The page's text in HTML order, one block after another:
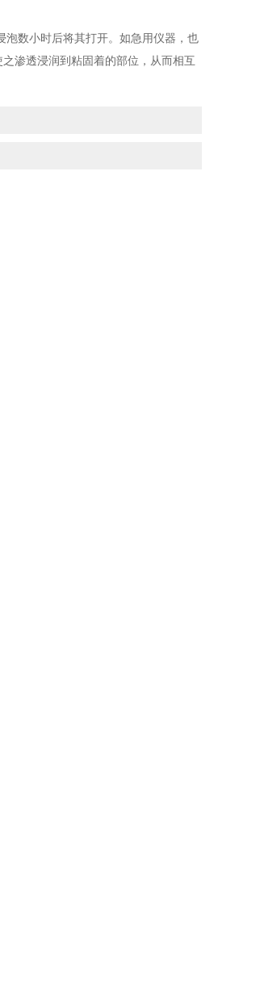
数小时后将其打开。如急用仪器，也
渗透浸润到粘固着的部位，从而相互